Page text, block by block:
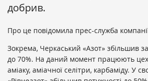
добрив.
Про це повідомила прес-служба
Зокрема, Черкаський «Азот» збільшив
до 70%. На даний момент працюють
аміаку, аміачної селітри, карбаміду. У